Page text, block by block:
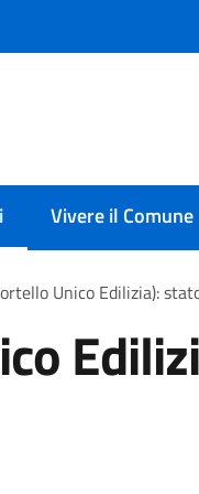
Vivere il Comune
Unico Edilizia):